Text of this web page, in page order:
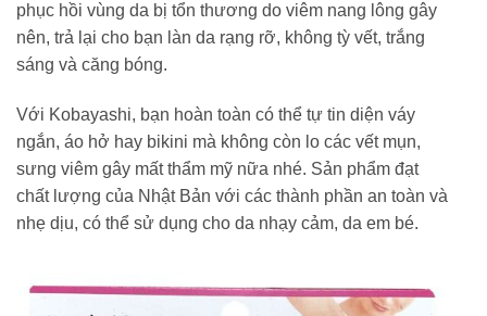
phục hồi vùng da bị tổn thương do viêm nang lông gây
nên, trả lại cho bạn làn da rạng rỡ, không tỳ vết, trắng
sáng và căng bóng.
Với Kobayashi, bạn hoàn toàn có thể tự tin diện váy
ngắn, áo hở hay bikini mà không còn lo các vết mụn,
sưng viêm gây mất thẩm mỹ nữa nhé. Sản phẩm đạt
chất lượng của Nhật Bản với các thành phần an toàn và
nhẹ dịu, có thể sử dụng cho da nhạy cảm, da em bé.